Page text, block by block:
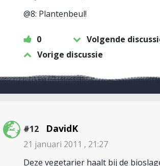
@8: Plantenbeul!
0
Volgende
Vorige discussie
#12 DavidK
21 januari 2011 , 21:27
Deze vegetarier haalt bij de